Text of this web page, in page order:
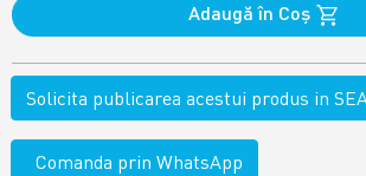
Adaugă în Coş
Solicita publicarea acestui produs in
Comanda prin WhatsApp